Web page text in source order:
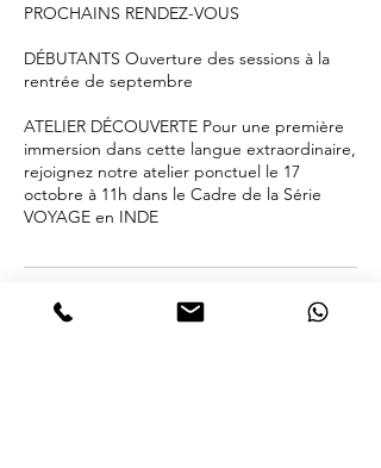
PROCHAINS RENDEZ-VOUS
DÉBUTANTS Ouverture des sessions à la
rentrée de septembre
ATELIER DÉCOUVERTE Pour une première
immersion dans cette langue extraordinaire,
rejoignez notre atelier ponctuel le 17
octobre à 11h dans le Cadre de la Série
Séances à venir